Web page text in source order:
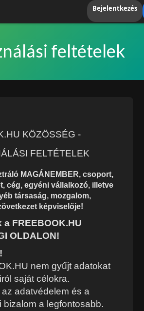
Bejelentkezés
feltételek
KÖZÖSSÉG -
FELTÉTELEK
MAGÁNEMBER, csoport,
cég, egyéni vállalkozó, illetve
társaság, mozgalom,
képviselője!
FREEBOOK.HU
OLDALON!
nem gyűjt adatokat
saját célokra.
adatvédelem és a
bizalom a legfontosabb.